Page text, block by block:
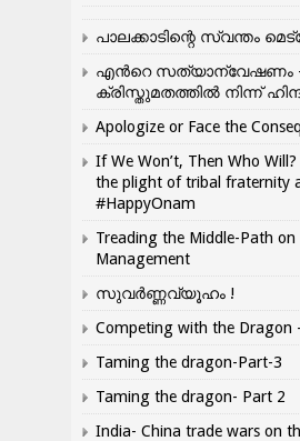
പാലക്കാടിന്റെ സ്വന്തം
എന്‍റെ സത്യാന്വേഷണം
ക്രിസ്തുമതത്തില്‍ നിന്ന്
Apologize or Face the
If We Won’t, Then Who
the plight of tribal fraternity
#HappyOnam
Treading the Middle-Path on
Management
സുവർണ്ണവ്യൂഹം !
Competing with the Dragon
Taming the dragon-Part-3
Taming the dragon- Part 2
India- China trade wars on